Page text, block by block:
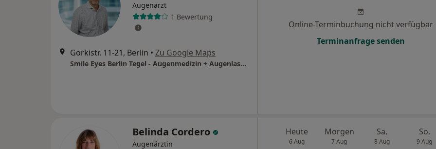
Augenarzt
1 Bewertung
Gorkistr. 11-21, Berlin • Zu Google Maps
Smile Eyes Berlin Tegel - Augenmedizin + Augenlasern Berlin
Online-Terminbuchung nicht verfügbar
Terminanfrage senden
Belinda Cordero
Augenärztin
Heute
6 Aug
Morgen
7 Aug
Sa,
8 Aug
So,
9 Aug